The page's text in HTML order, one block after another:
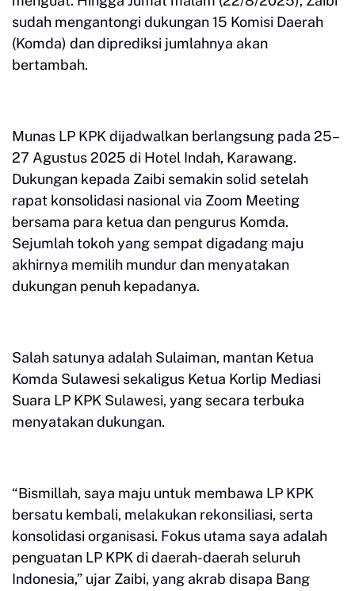
sudah mengantongi dukungan 15 Komisi Daerah
(Komda) dan diprediksi jumlahnya akan
bertambah.
Munas LP KPK dijadwalkan berlangsung pada 25–
27 Agustus 2025 di Hotel Indah, Karawang.
Dukungan kepada Zaibi semakin solid setelah
rapat konsolidasi nasional via Zoom Meeting
bersama para ketua dan pengurus Komda.
Sejumlah tokoh yang sempat digadang maju
akhirnya memilih mundur dan menyatakan
dukungan penuh kepadanya.
Salah satunya adalah Sulaiman, mantan Ketua
Komda Sulawesi sekaligus Ketua Korlip Mediasi
Suara LP KPK Sulawesi, yang secara terbuka
menyatakan dukungan.
“Bismillah, saya maju untuk membawa LP KPK
bersatu kembali, melakukan rekonsiliasi, serta
konsolidasi organisasi. Fokus utama saya adalah
penguatan LP KPK di daerah-daerah seluruh
Indonesia,” ujar Zaibi, yang akrab disapa Bang